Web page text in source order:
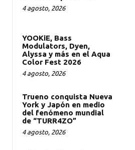
4 agosto, 2026
YOOKiE, Bass
Modulators, Dyen,
Alyssa y más en el Aqua
Color Fest 2026
4 agosto, 2026
Trueno conquista Nueva
York y Japón en medio
del fenómeno mundial
de “TURR4ZO”
4 agosto, 2026